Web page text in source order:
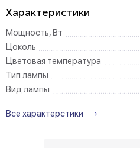
Характеристики
Мощность, Вт
Цоколь
Цветовая температура
Тип лампы
Вид лампы
Все характерстики